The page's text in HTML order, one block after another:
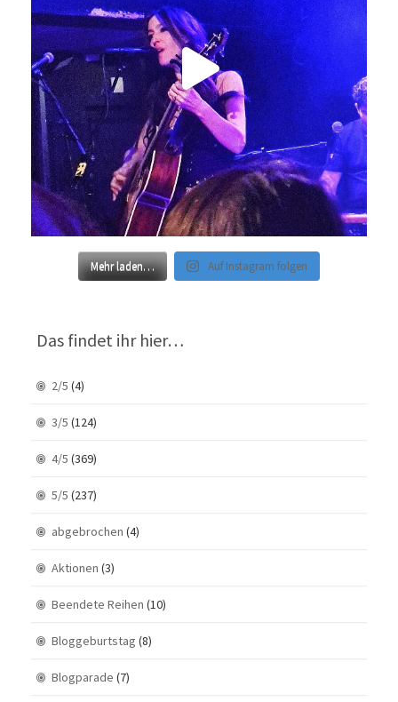
Mehr laden… Auf Instagram folgen
Das findet ihr hier…
2/5 (4)
3/5 (124)
4/5 (369)
5/5 (237)
abgebrochen (4)
Aktionen (3)
Beendete Reihen (10)
Bloggeburtstag (8)
Blogparade (7)